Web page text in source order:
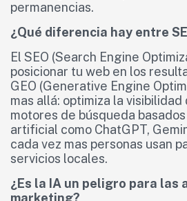
permanencias.
¿Qué diferencia hay entre
El SEO (Search Engine
posicionar tu web en los
GEO (Generative Engine
mas allá: optimiza la visibilidad
motores de búsqueda
artificial como ChatGPT,
cada vez mas personas usan
servicios locales.
¿Es la IA un peligro para las
marketing?